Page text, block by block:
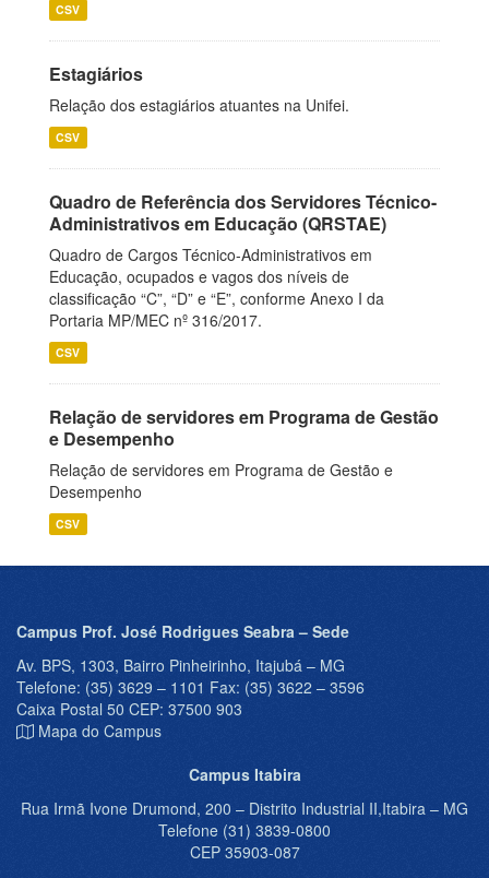
CSV
Estagiários
Relação dos estagiários atuantes na Unifei.
CSV
Quadro de Referência dos Servidores Técnico-
Administrativos em Educação (QRSTAE)
Quadro de Cargos Técnico-Administrativos em
Educação, ocupados e vagos dos níveis de
classificação “C”, “D” e “E”, conforme Anexo I da
Portaria MP/MEC nº 316/2017.
CSV
Relação de servidores em Programa de Gestão
e Desempenho
Relação de servidores em Programa de Gestão e
Desempenho
CSV
Campus Prof. José Rodrigues Seabra – Sede
Av. BPS, 1303, Bairro Pinheirinho, Itajubá – MG
Telefone: (35) 3629 – 1101 Fax: (35) 3622 – 3596
Caixa Postal 50 CEP: 37500 903
Mapa do Campus
Campus Itabira
Rua Irmã Ivone Drumond, 200 – Distrito Industrial II,Itabira – MG
Telefone (31) 3839-0800
CEP 35903-087